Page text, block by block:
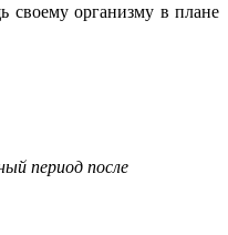
своему организму в плане
период после